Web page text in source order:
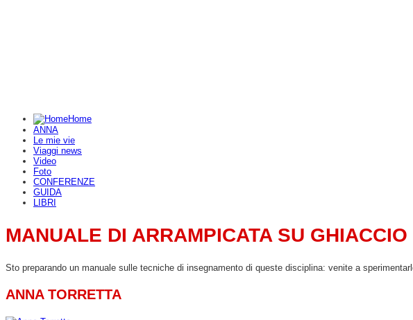
Home
ANNA
Le mie vie
Viaggi news
Video
Foto
CONFERENZE
GUIDA
LIBRI
MANUALE DI ARRAMPICATA SU GHIACCIO
Sto preparando un manuale sulle tecniche di insegnamento di queste disciplina: venite a
ANNA TORRETTA